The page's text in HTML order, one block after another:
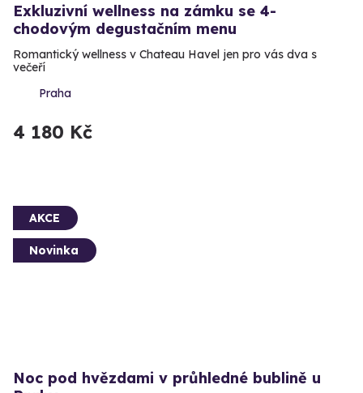
Exkluzivní wellness na zámku se 4-
chodovým degustačním menu
Romantický wellness v Chateau Havel jen pro vás dva s
večeří
Praha
4 180 Kč
AKCE
Novinka
Noc pod hvězdami v průhledné bublině u